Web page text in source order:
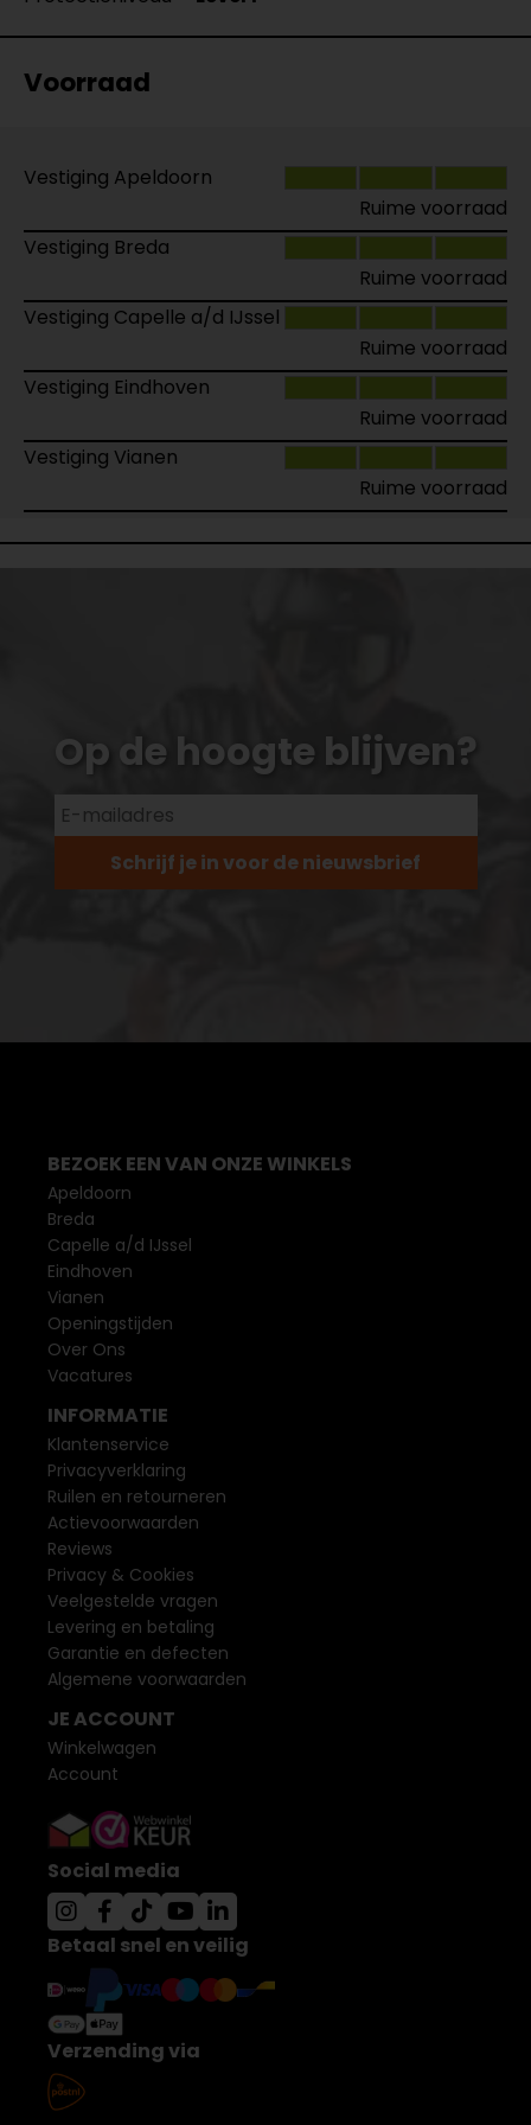
Voorraad
Vestiging Apeldoorn
Ruime voorraad
Vestiging Breda
Ruime voorraad
Vestiging Capelle a/d IJssel
Ruime voorraad
Vestiging Eindhoven
Ruime voorraad
Vestiging Vianen
Ruime voorraad
Op de hoogte blijven?
Schrijf je in voor de nieuwsbrief
BEZOEK EEN VAN ONZE WINKELS
Apeldoorn
Breda
Capelle a/d IJssel
Eindhoven
Vianen
Openingstijden
Over Ons
Vacatures
INFORMATIE
Klantenservice
Privacyverklaring
Ruilen en retourneren
Actievoorwaarden
Reviews
Privacy & Cookies
Veelgestelde vragen
Levering en betaling
Garantie en defecten
Algemene voorwaarden
JE ACCOUNT
Winkelwagen
Account
Social media
Betaal snel en veilig
Verzending via